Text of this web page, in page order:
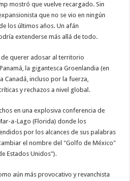
mostró que vuelve recargado. Sin
que no se vio en ningún
los últimos años. Un afán
extenderse más allá de todo.
querer adosar al territorio
la gigantesca Groenlandia (en
Canadá, incluso por la fuerza,
y rechazos a nivel global.
en una explosiva conferencia de
a-Lago (Florida) donde los
por los alcances de sus palabras
el nombre del "Golfo de México"
Estados Unidos").
aún más provocativo y revanchista